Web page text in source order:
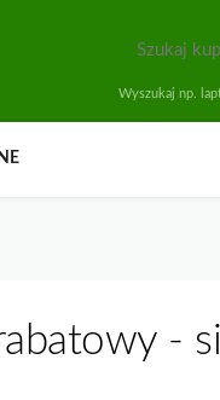
Wyszukaj np.
-